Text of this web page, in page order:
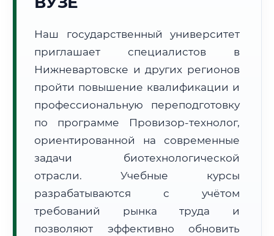
📍 Региональная справка
Почтовые индексы:
Часовой пояс:
МСК+2 (UTC+5)
Формат учебы:
Дистанционно
🗺️ Зона обслуживания: г. Нижневартовск
Расчет логистики оригиналов:
• Маршрут транзита:~755 км
Наш государственный университет
приглашает специалистов в
Нижневартовске и других регионов
пройти повышение квалификации и
профессиональную переподготовку
по программе Провизор-технолог,
ориентированной на современные
задачи биотехнологической
отрасли. Учебные курсы
разрабатываются с учётом
требований рынка труда и
позволяют эффективно обновить